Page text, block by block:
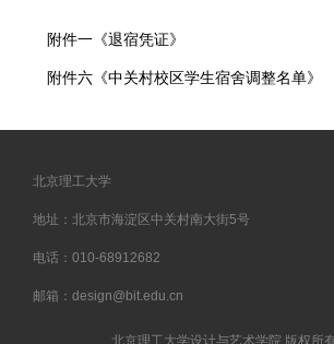
附件一《退宿凭证》
附件六《中关村校区学生宿舍调整名单》
北京理工大学
地址：北京市海淀区中关村南大街5号
电话：010-68912682
邮箱：design@bit.edu.cn
北京理工大学设计与艺术学院 版权所